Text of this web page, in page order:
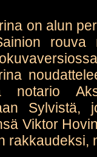
on alun
rouva
notario
Sylvistä,
Viktor
rakkaudeksi,